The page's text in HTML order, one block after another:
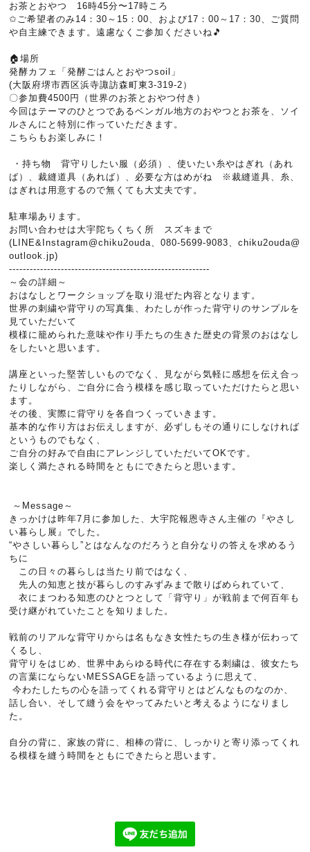
お茶とおやつ 16時45分〜17時ころ
✩ご希望者のみ14：30～15：00、および17：00～17：30、ご質問
や自主練できます。遠慮なくご参加くださいね🎵
🏠️場所
発酵カフェ「発酵ごはんとおやつsoil」
(大阪府堺市西区浜寺諏訪森町東3-319-2）
〇参加費4500円（世界のお茶とおやつ付き）
今回はテーマのひとつであるベンガル地方のおやつとお茶を、ソイ
ルさんにと特別に作っていただきます。
こちらもお楽しみに！
・持ち物 背守りしたい服（必須）、使いたい糸やはぎれ（あれ
ば）、裁縫道具（あれば）、必要な方はめがね ※裁縫道具、糸、
はぎれは用意するので無くても大丈夫です。
駐車場あります。
お問い合わせは大宇陀ちくちく所 スズキまで
(LINE&Instagram@chiku2ouda、080-5699-9083、chiku2ouda@
outlook.jp)
----------------------------------------------------------
～会の詳細～
おはなしとワークショップを取り混ぜた内容となります。
世界の刺繍や背守りの写真集、わたしが作った背守りのサンプルを
見ていただいて
模様に籠められた意味や作り手たちの生きた歴史の背景のおはなし
をしたいと思います。
講座といった堅苦しいものでなく、見ながら気軽に感想を伝え合っ
たりしながら、ご自分に合う模様を感じ取っていただけたらと思い
ます。
その後、実際に背守りを各自つくっていきます。
基本的な作り方はお伝えしますが、必ずしもその通りにしなければ
というものでもなく、
ご自分の好みで自由にアレンジしていただいてOKです。
楽しく満たされる時間をともにできたらと思います。
～Message～
きっかけは昨年7月に参加した、大宇陀報恩寺さん主催の『やさし
い暮らし展』でした。
“やさしい暮らし”とはなんなのだろうと自分なりの答えを求めるう
ちに
この日々の暮らしは当たり前ではなく、
先人の知恵と技が暮らしのすみずみまで散りばめられていて、
衣にまつわる知恵のひとつとして「背守り」が戦前まで何百年も
受け継がれていたことを知りました。
戦前のリアルな背守りからは名もなき女性たちの生き様が伝わって
くるし、
背守りをはじめ、世界中あらゆる時代に存在する刺繍は、彼女たち
の言葉にならないMESSAGEを語っているように思えて、
今わたしたちの心を語ってくれる背守りとはどんなものなのか、
話し合い、そして縫う会をやってみたいと考えるようになりまし
た。
自分の背に、家族の背に、相棒の背に、しっかりと寄り添ってくれ
る模様を縫う時間をともにできたらと思います。